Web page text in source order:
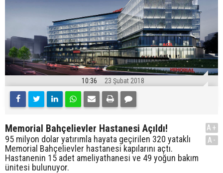
10:36 23 Şubat 2018
Memorial Bahçelievler Hastanesi Açıldı!
95 milyon dolar yatırımla hayata geçirilen 320 yataklı
Memorial Bahçelievler hastanesi kapılarını açtı.
Hastanenin 15 adet ameliyathanesi ve 49 yoğun bakım
ünitesi bulunuyor.
A+
A-